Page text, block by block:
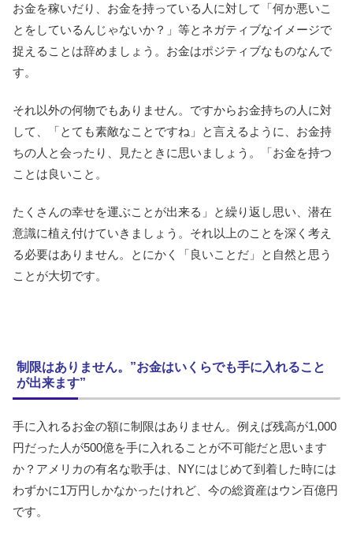
お金を稼いだり、お金を持っている人に対して「何か悪いこ
とをしているんじゃないか？」等とネガティブなイメージで
捉えることは辞めましょう。お金はポジティブなものなんで
す。
それ以外の何物でもありません。ですからお金持ちの人に対
して、「とても素敵なことですね」と言えるように、お金持
ちの人と会ったり、見たときに思いましょう。「お金を持つ
ことは良いこと。
たくさんの幸せを運ぶことが出来る」と繰り返し思い、潜在
意識に植え付けていきましょう。それ以上のことを深く考え
る必要はありません。とにかく「良いことだ」と自然と思う
ことが大切です。
制限はありません。”お金はいくらでも手に入れること
が出来ます”
手に入れるお金の額に制限はありません。例えば残高が1,000
円だった人が500億を手に入れることが不可能だと思います
か？アメリカの有名な歌手は、NYにはじめて到着した時には
わずかに1万円しかなかったけれど、今の総資産はウン百億円
です。